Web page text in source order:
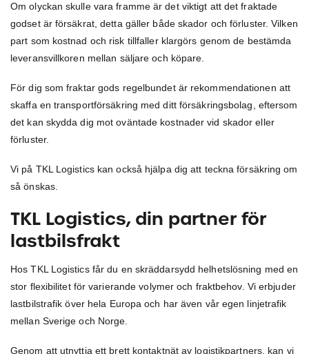
Om olyckan skulle vara framme är det viktigt att det fraktade
godset är försäkrat, detta gäller både skador och förluster. Vilken
part som kostnad och risk tillfaller klargörs genom de bestämda
leveransvillkoren mellan säljare och köpare.
För dig som fraktar gods regelbundet är rekommendationen att
skaffa en transportförsäkring med ditt försäkringsbolag, eftersom
det kan skydda dig mot oväntade kostnader vid skador eller
förluster.
Vi på TKL Logistics kan också hjälpa dig att teckna försäkring om
så önskas.
TKL Logistics, din partner för
lastbilsfrakt
Hos TKL Logistics får du en skräddarsydd helhetslösning med en
stor flexibilitet för varierande volymer och fraktbehov. Vi erbjuder
lastbilstrafik över hela Europa och har även vår egen linjetrafik
mellan Sverige och Norge.
Genom att utnyttja ett brett kontaktnät av logistikpartners, kan vi